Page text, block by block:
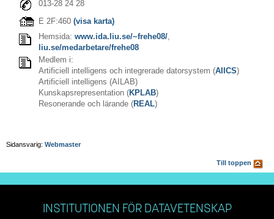
013-28 24 28
E 2F:460 (visa karta)
Hemsida: www.ida.liu.se/~frehe08/
liu.se/medarbetare/frehe08
Medlem i:
Artificiell intelligens och integrerade datorsystem (AIICS)
Artificiell intelligens (AILAB)
Kunskapsrepresentation (KPLAB)
Resonerande och lärande (REAL)
Sidansvarig: Webmaster
Till toppen
INSTITUTIONEN FÖR DATAVETENSKAP